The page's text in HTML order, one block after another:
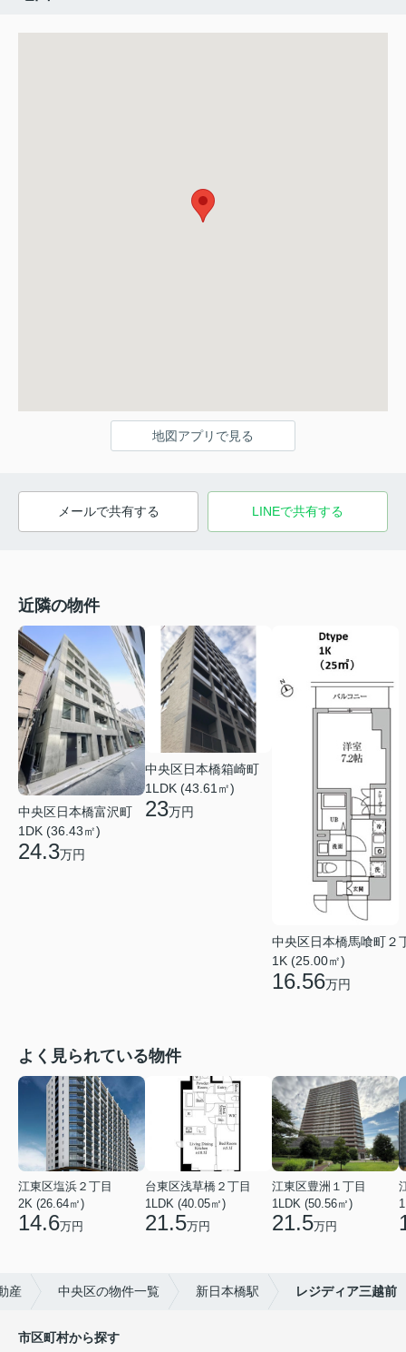
地図アプリで見る
メールで共有する LINEで共有する
近隣の物件
中央区日本橋富沢町
1DK (36.43㎡)
24.3万円
中央区日本橋箱崎町
1LDK (43.61㎡)
23万円
中央区日本橋馬喰町２
1K (25.00㎡)
16.56万円
よく見られている物件
江東区塩浜２丁目
2K (26.64㎡)
14.6万円
台東区浅草橋２丁目
1LDK (40.05㎡)
21.5万円
江東区豊洲１丁目
1LDK (50.56㎡)
21.5万円
産 中央区の物件一覧 新日本橋駅 レジディア三越前
市区町村から探す